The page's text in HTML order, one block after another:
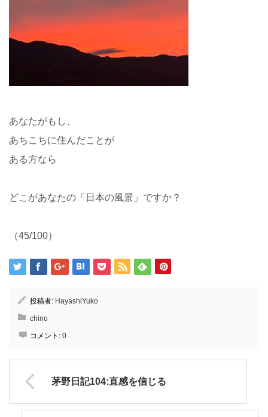
あなたがもし、
あちこちに住んだことが
ある方なら
どこがあなたの「日本の風景」ですか？
（45/100）
投稿者: HayashiYuko
chino
コメント: 0
茅野日記104:直感を信じる